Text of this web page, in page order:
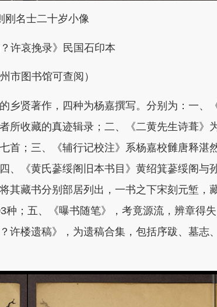
刚名士二十岁小像
？许哀挽录》民国石印本
州市图书馆可查阅）
乡贤著作，四种为杨嘉撰写。分别为：一、
所收藏的真迹辑录；二、《二黄先生诗葺》
首；三、《辅行记校注》系杨嘉校雠唐释湛
、《黄氏蔘绥阁旧本书目》黄绍箕蔘绥阁与
其藏书分别部居列出，一书之下宋刻元堑，
；五、《曝书随笔》，考竟源流，辨章得
许楼遗稿》，为遗稿合集，包括序跋、墓志